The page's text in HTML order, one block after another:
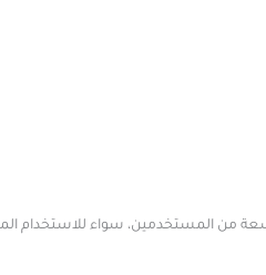
من المستخدمين، سواء للاستخدام